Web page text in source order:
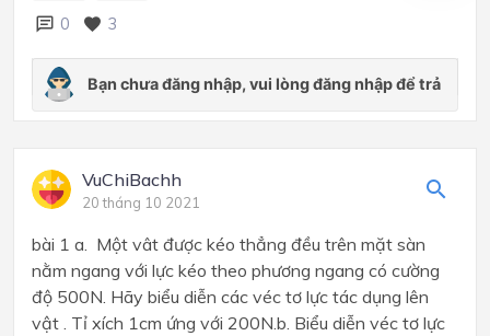
0 3
VuChiBachh
20 tháng 10 2021
bài 1 a. Một vât được kéo thẳng đều trên mặt sàn
nằm ngang với lực kéo theo phương ngang có cường
độ 500N. Hãy biểu diễn các véc tơ lực tác dụng lên
vật . Tỉ xích 1cm ứng với 200N.b. Biểu diễn véc tơ lực